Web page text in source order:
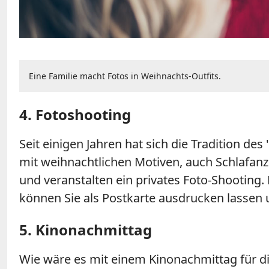
Eine Familie macht Fotos in Weihnachts-Outfits.
4. Fotoshooting
Seit einigen Jahren hat sich die Tradition
mit weihnachtlichen Motiven, auch
und veranstalten ein privates Foto-
können Sie als Postkarte ausdrucken
5. Kinonachmittag
Wie wäre es mit einem Kinonachmittag für